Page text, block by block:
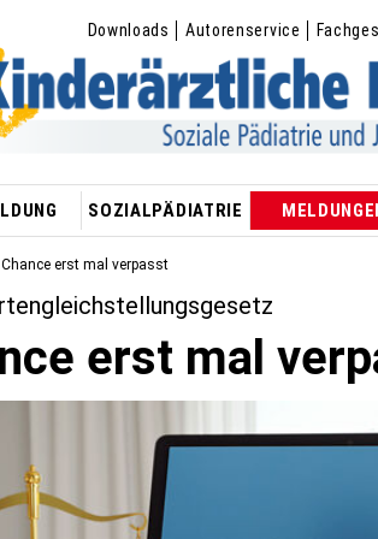
Downloads Autorenservice
SOZIALPÄDIATRIE
Chance erst mal verpasst
erst mal